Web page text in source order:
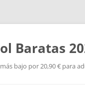
Baratas
bajo por 20,90 € para